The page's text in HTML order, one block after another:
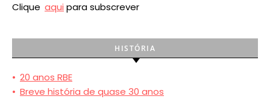
Clique aqui para subscrever
HISTÓRIA
• 20 anos RBE
• Breve história de quase 30 anos